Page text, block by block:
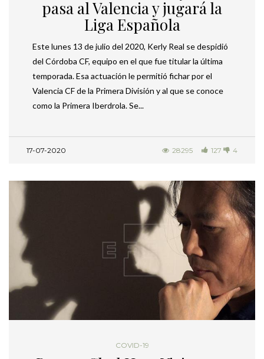
pasa al Valencia y jugará la
Liga Española
Este lunes 13 de julio del 2020, Kerly Real se despidió
del Córdoba CF, equipo en el que fue titular la última
temporada. Esa actuación le permitió fichar por el
Valencia CF de la Primera División y al que se conoce
como la Primera Iberdrola. Se...
17-07-2020 127 4
28295
COVID-19